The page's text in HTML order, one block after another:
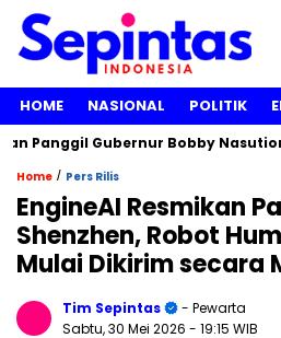
HOME NASIONAL POLITIK
Gubernur Bobby Nasution
Home / Pers Rilis
EngineAI Resmikan
Shenzhen, Robot
Mulai Dikirim secara
Tim Sepintas
- Pewarta
Sabtu, 30 Mei 2026 - 19:15 WIB